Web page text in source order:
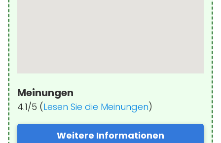
Meinungen
4.1/5 (Lesen Sie die Meinungen)
Weitere Informationen